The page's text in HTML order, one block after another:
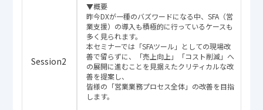
Session2
▼概要
昨今DXが一種のバズワードになる中、SFA（営
業支援）の導入も積極的に行っているケースも
多く見られます。
本セミナーでは「SFAツール」としての現場改
善で留らずに、「売上向上」「コスト削減」へ
の展開に進むことを見据えたクリティカルな改
善を提案し、
皆様の「営業業務プロセス全体」の改善を目指
します。